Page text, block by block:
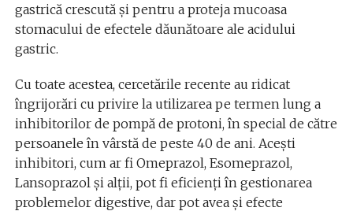
gastrică crescută și pentru a proteja mucoasa
stomacului de efectele dăunătoare ale acidului
gastric.
Cu toate acestea, cercetările recente au ridicat
îngrijorări cu privire la utilizarea pe termen lung a
inhibitorilor de pompă de protoni, în special de către
persoanele în vârstă de peste 40 de ani. Acești
inhibitori, cum ar fi Omeprazol, Esomeprazol,
Lansoprazol și alții, pot fi eficienți în gestionarea
problemelor digestive, dar pot avea și efecte